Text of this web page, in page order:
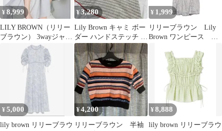
¥8,999
LILY BROWN（リリー
ブラウン） 3wayジャガ
ードペプラムビスチェ
¥3,280
Lily Brown キャミ ボー
ダー ハンドステッチ ワ
ンピース
¥ 1,999
リリーブラウン Lily
Brown ワンピース 刺
¥5,000
lily brown リリーブラウ
¥4,200
リリーブラウン 半袖
¥8,888
lily brown リリーブラウ